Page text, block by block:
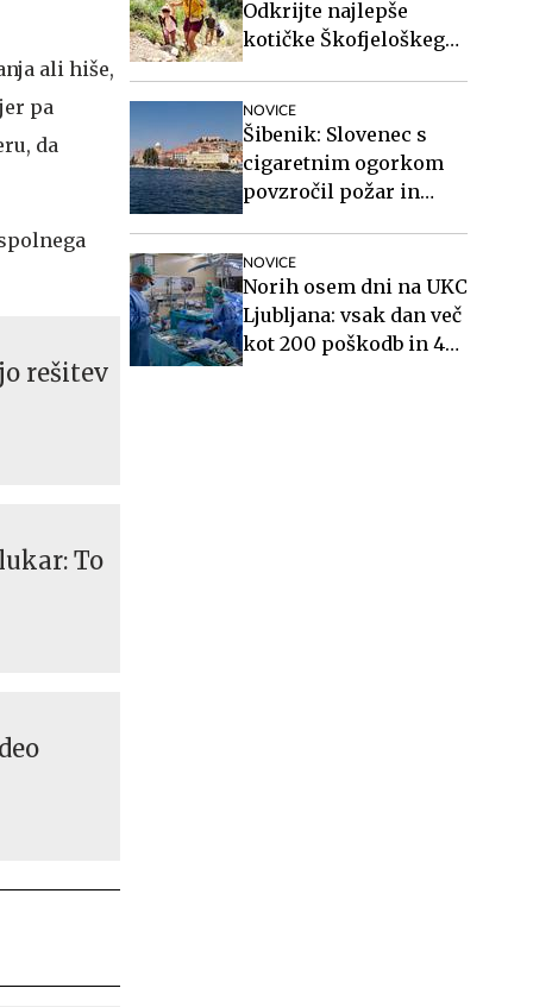
ali hiše,
pa
da
rešitev
To
Odkrijte najlepše
kotičke Škofjeloškega
NOVICE
Šibenik: Slovenec s
cigaretnim ogorkom
povzročil požar in
NOVICE
Norih osem dni na UKC
Ljubljana: vsak dan več
kot 200 poškodb in 40